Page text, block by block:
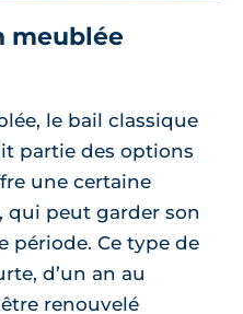
meublée
le bail classique
partie des options
une certaine
qui peut garder son
période. Ce type de
d’un an au
renouvelé